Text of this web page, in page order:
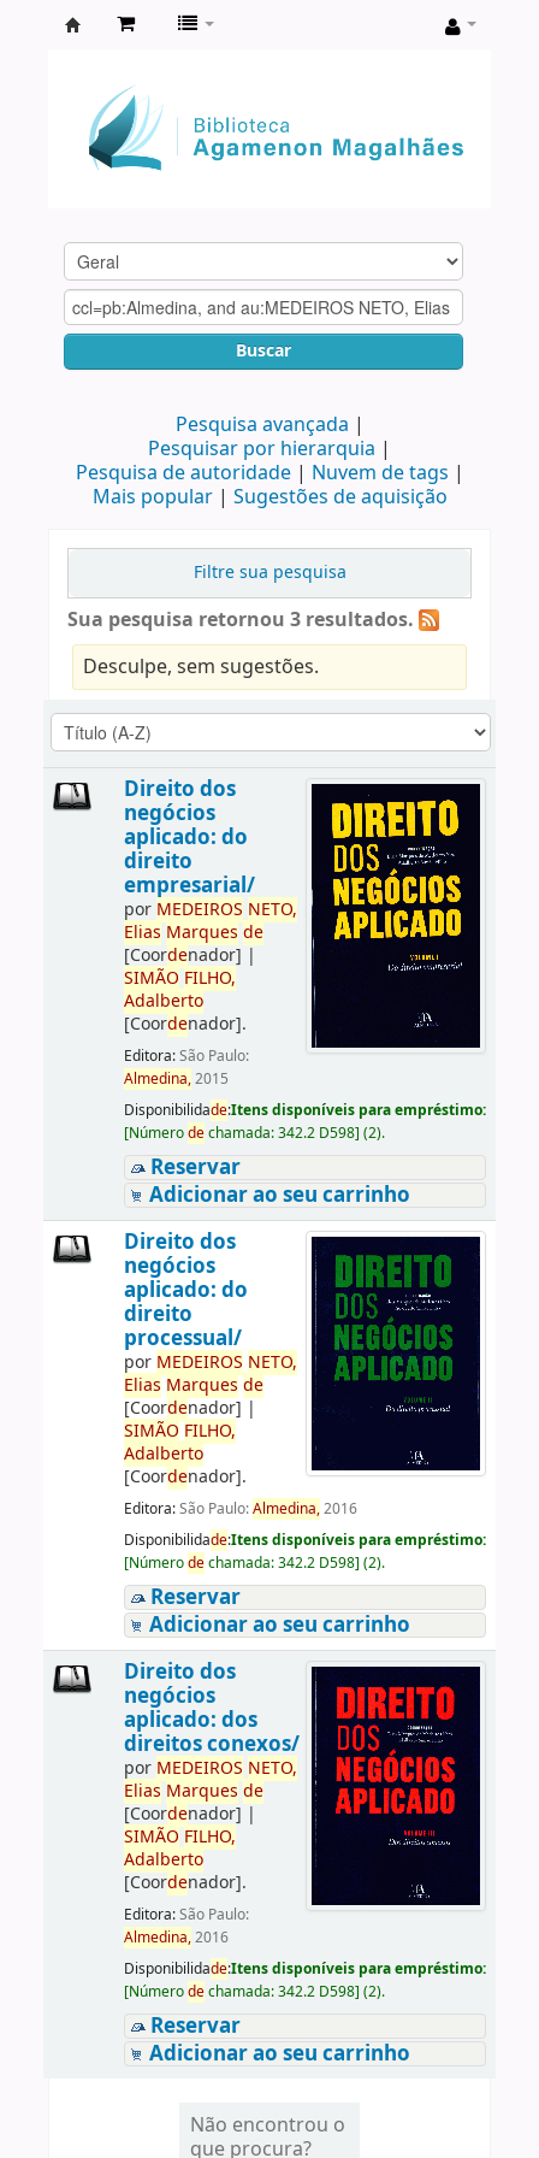
Agamenon
Magalhães
Buscar
Pesquisa avançada
Pesquisar por hierarquia
Pesquisa de autoridade
Nuvem de tags
Mais popular
Sugestões de aquisição
Filtre sua pesquisa
Sua pesquisa retornou 3 resultados.
Desculpe, sem sugestões.
Direito dos
negócios
aplicado: do
direito
empresarial/
por MEDEIROS NETO,
Elias Marques de
[Coordenador] |
SIMÃO FILHO,
Adalberto
[Coordenador].
Editora:São Paulo:
Almedina,2015
Disponibilidade:Itens disponíveis para empréstimo:
[Númerodechamada:342.2 D598] (2).
Reservar
Adicionar ao seu carrinho
Direito dos
negócios
aplicado: do
direito
processual/
por MEDEIROS NETO,
Elias Marques de
[Coordenador] |
SIMÃO FILHO,
Adalberto
[Coordenador].
Editora:São Paulo:Almedina,2016
Disponibilidade:Itens disponíveis para empréstimo:
[Númerodechamada:342.2 D598] (2).
Reservar
Adicionar ao seu carrinho
Direito dos
negócios
aplicado: dos
direitos conexos/
por MEDEIROS NETO,
Elias Marques de
[Coordenador] |
SIMÃO FILHO,
Adalberto
[Coordenador].
Editora:São Paulo:
Almedina,2016
Disponibilidade:Itens disponíveis para empréstimo:
[Númerodechamada:342.2 D598] (2).
Reservar
Adicionar ao seu carrinho
Não encontrou o
que procura?